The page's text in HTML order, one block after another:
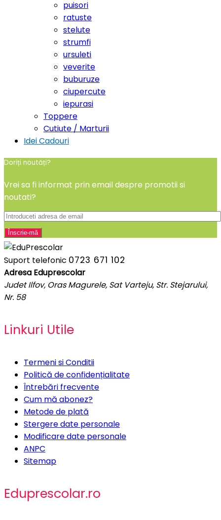
puisori
ratuste
stelute
strumfi
ursuleti
veverite
buburuze
ciupercute
iepurasi
Toppere
Cutiute / Marturii
Idei Cadouri
Doriți noutăți?
Vrei sa fi informat prin email despre promotii si
noutati?
Suport telefonic 0723 671 102
Adresa Eduprescolar
Judet Ilfov, Oras Magurele, Sat Varteju, Str. Stejarului,
Nr. 58
Linkuri Utile
Termeni si Conditii
Politică de confidențialitate
Întrebări frecvente
Cum mă abonez?
Metode de plată
Stergere date personale
Modificare date personale
ANPC
Sitemap
Eduprescolar.ro